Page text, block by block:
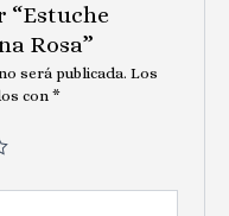
“Estuche
Rosa”
será publicada. Los
con *